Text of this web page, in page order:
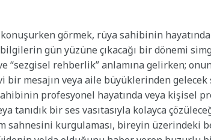
görmek, rüya sahibinin
gün yüzüne çıkacağı bir dönemi
“sezgisel rehberlik” anlamına gelirken;
bir mesajın veya aile büyüklerinden
profesyonel hayatında veya kişisel
tanıdık bir ses vasıtasıyla kolayca
kurgulaması, bireyin üzerindeki